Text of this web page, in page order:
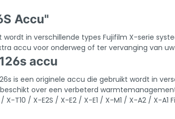
Accu"
wordt in verschillende types Fujifilm X-serie
accu voor onderweg of ter vervanging van
accu
is een originele accu die gebruikt wordt in
over een verbeterd
/ X-E2S / X-E2 / X-E1 / X-M1 / X-A2 / X-A1